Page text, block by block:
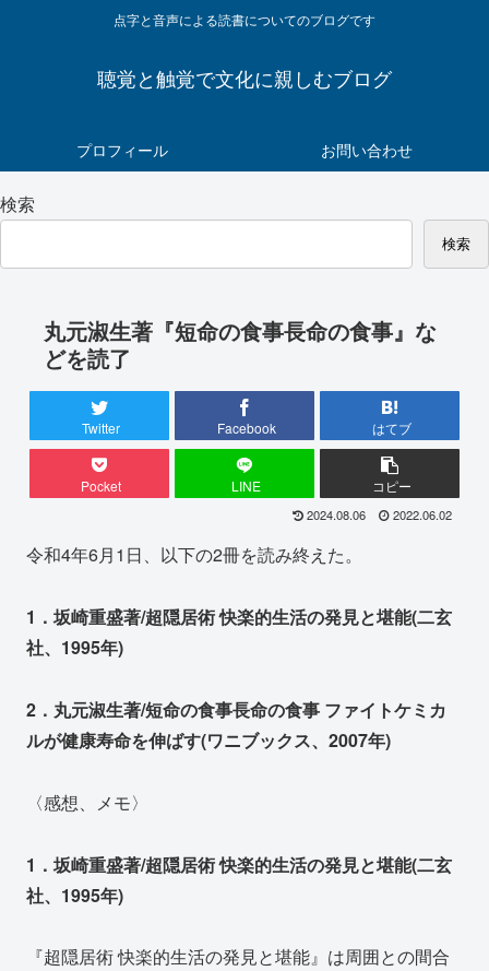
点字と音声による読書についてのブログです
聴覚と触覚で文化に親しむブログ
プロフィール お問い合わせ
検索
検索
丸元淑生著『短命の食事長命の食事』な
どを読了
Twitter Facebook はてブ
Pocket LINE コピー
2024.08.06 2022.06.02
令和4年6月1日、以下の2冊を読み終えた。
1．坂崎重盛著/超隠居術 快楽的生活の発見と堪能(二玄
社、1995年)
2．丸元淑生著/短命の食事長命の食事 ファイトケミカ
ルが健康寿命を伸ばす(ワニブックス、2007年)
〈感想、メモ〉
1．坂崎重盛著/超隠居術 快楽的生活の発見と堪能(二玄
社、1995年)
『超隠居術 快楽的生活の発見と堪能』は周囲との間合